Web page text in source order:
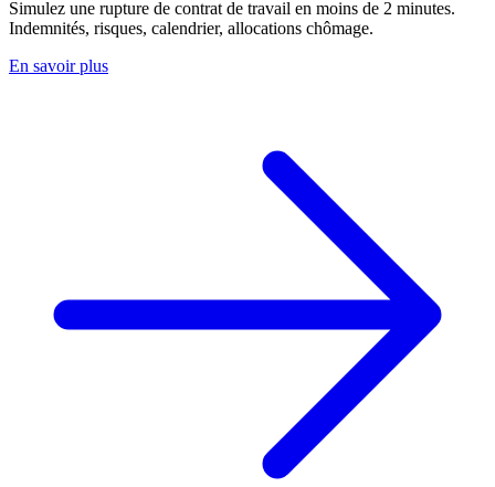
Simulez une rupture de contrat de travail en moins de 2 minutes.
Indemnités, risques, calendrier, allocations chômage.
En savoir plus